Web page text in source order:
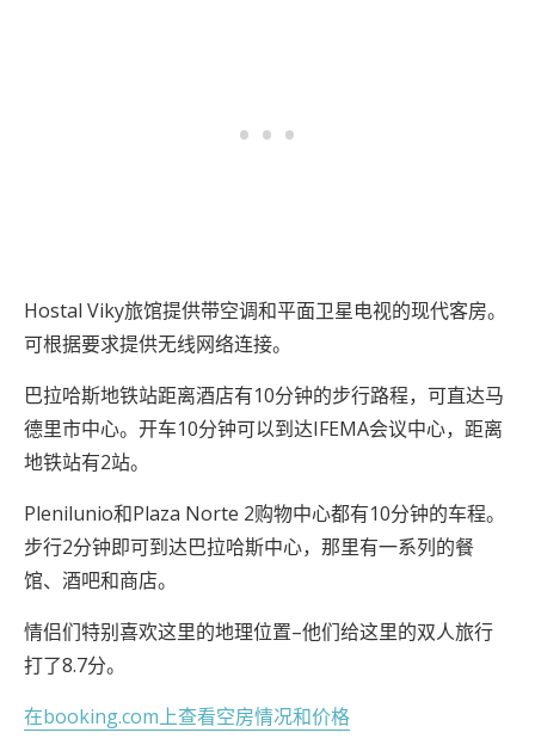
Hostal Viky旅馆提供带空调和平面卫星电视的现代客房。
可根据要求提供无线网络连接。
巴拉哈斯地铁站距离酒店有10分钟的步行路程，可直达马
德里市中心。开车10分钟可以到达IFEMA会议中心，距离
地铁站有2站。
Plenilunio和Plaza Norte 2购物中心都有10分钟的车程。
步行2分钟即可到达巴拉哈斯中心，那里有一系列的餐
馆、酒吧和商店。
情侣们特别喜欢这里的地理位置–他们给这里的双人旅行
打了8.7分。
在booking.com上查看空房情况和价格